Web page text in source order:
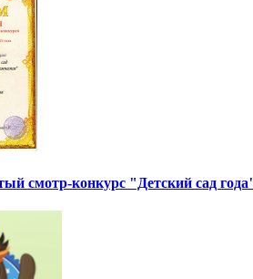
смотр-конкурс "Детский сад